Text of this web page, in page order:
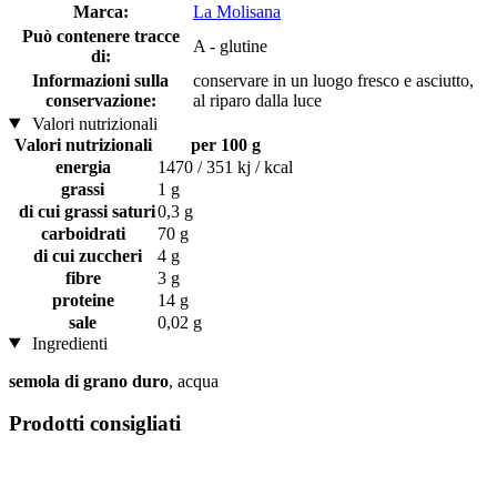
Marca:
La Molisana
Può contenere tracce
di:
A - glutine
Informazioni sulla
conservazione:
conservare in un luogo fresco e asciutto,
al riparo dalla luce
Valori nutrizionali
Valori nutrizionali
per 100 g
energia
1470 / 351 kj / kcal
grassi
1 g
di cui grassi saturi0,3 g
carboidrati
70 g
di cui zuccheri
4 g
fibre
3 g
proteine
14 g
sale
0,02 g
Ingredienti
semola di grano duro, acqua
Prodotti consigliati